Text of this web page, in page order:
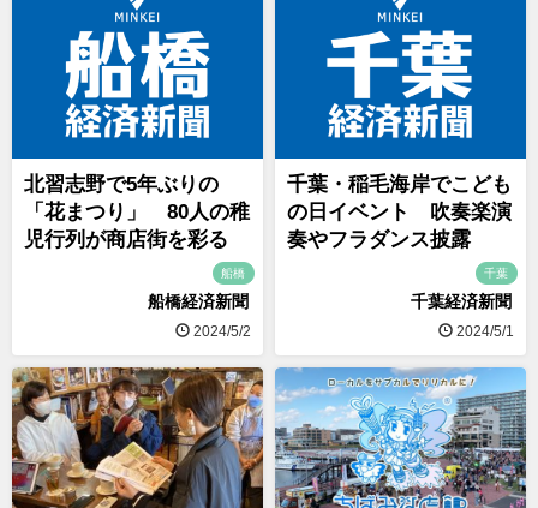
北習志野で5年ぶりの
「花まつり」 80人の稚
児行列が商店街を彩る
船橋
船橋経済新聞
2024/5/2
千葉・稲毛海岸でこども
の日イベント 吹奏楽演
奏やフラダンス披露
千葉
千葉経済新聞
2024/5/1